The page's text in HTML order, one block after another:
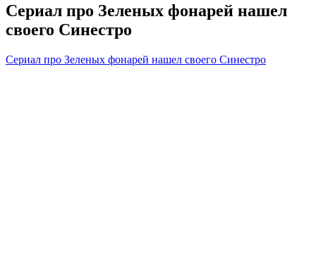
Сериал про Зеленых фонарей нашел
своего Синестро
Сериал про Зеленых фонарей нашел своего Синестро